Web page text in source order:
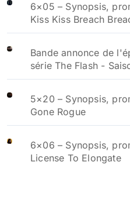
6×05 – Synopsis,
Kiss Kiss Breach
Bande annonce de
série The Flash -
5×20 – Synopsis,
Gone Rogue
6×06 – Synopsis,
License To Elongate